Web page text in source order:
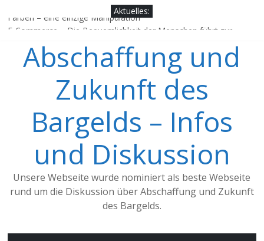
Inhalt
Aktuelles:
Farben – eine einzige Manipulation
digitalisierten Zahlung
China, ein Vorbild für Deutschland?
Jens Weidmann, würdest Du dich als einen Verfechter des
Bargelds bezeichnen?
Google, Apple Pay & Co. – Trend zum Mobile Payment nimmt
Fahrt auf
Abschaffung und
Zukunft des
Bargelds – Infos
und Diskussion
Unsere Webseite wurde nominiert als beste Webseite
rund um die Diskussion über Abschaffung und Zukunft
des Bargelds.